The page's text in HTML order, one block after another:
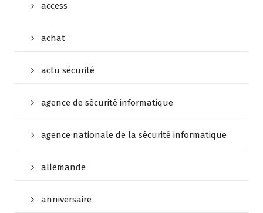
access
achat
actu sécurité
agence de sécurité informatique
agence nationale de la sécurité informatique
allemande
anniversaire